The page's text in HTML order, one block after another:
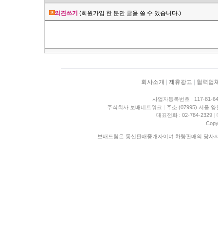
의견쓰기 (회원가입 한 분만 글을 쓸 수 있습니다.)
회사소개 제휴광고 협력업
사업자등록번호 : 117-81-
주식회사 보배네트워크 | 주소 (07995) 서울
대표전화 : 02-784-2329 |
보배드림은 통신판매중개자이며 차량판매의 당